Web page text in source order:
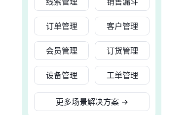
订单管理 客户管理
会员管理 订货管理
设备管理 工单管理
更多场景解决方案 →